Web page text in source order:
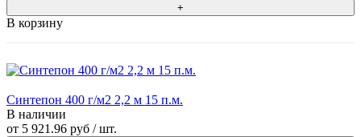
В корзину
Синтепон 400 г/м2 2,2 м 15 п.м.
В наличии
от 5 921.96 руб / шт.